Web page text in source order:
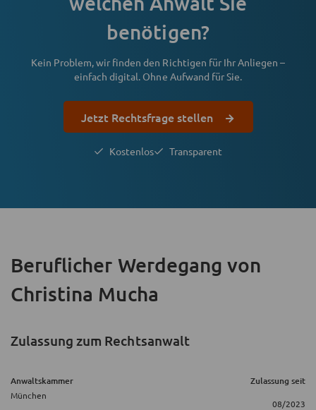
benötigen?
Kein Problem, wir finden den Richtigen für Ihr Anliegen –
einfach digital. Ohne Aufwand für Sie.
Jetzt Rechtsfrage stellen
Kostenlos Transparent
Beruflicher Werdegang von
Christina Mucha
Zulassung zum Rechtsanwalt
Anwaltskammer Zulassung seit
München
08/2023